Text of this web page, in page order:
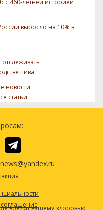
выросло на 10% в
пива
новости
статьи
соглашение
вредит вашему здоровью